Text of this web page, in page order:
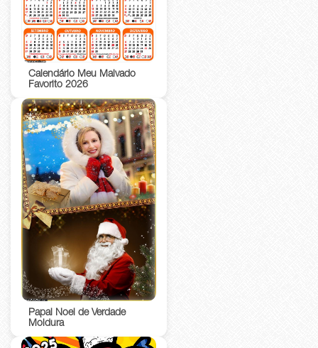
Calendário Meu Malvado
Favorito 2026
Papai Noel de Verdade
Moldura